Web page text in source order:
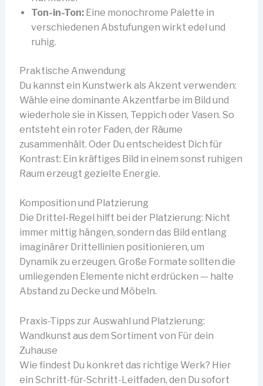
Ton-in-Ton:Eine monochrome Palette in
verschiedenen Abstufungen wirkt edel und
ruhig.
Praktische Anwendung
Du kannst ein Kunstwerk als Akzent verwenden:
Wähle eine dominante Akzentfarbe im Bild und
wiederhole sie in Kissen, Teppich oder Vasen. So
entsteht ein roter Faden, der Räume
zusammenhält. Oder Du entscheidest Dich für
Kontrast: Ein kräftiges Bild in einem sonst ruhigen
Raum erzeugt gezielte Energie.
Komposition und Platzierung
Die Drittel-Regel hilft bei der Platzierung: Nicht
immer mittig hängen, sondern das Bild entlang
imaginärer Drittellinien positionieren, um
Dynamik zu erzeugen. Große Formate sollten die
umliegenden Elemente nicht erdrücken — halte
Abstand zu Decke und Möbeln.
Praxis-Tipps zur Auswahl und Platzierung:
Wandkunst aus dem Sortiment von Für dein
Zuhause
Wie findest Du konkret das richtige Werk? Hier
ein Schritt-für-Schritt-Leitfaden, den Du sofort